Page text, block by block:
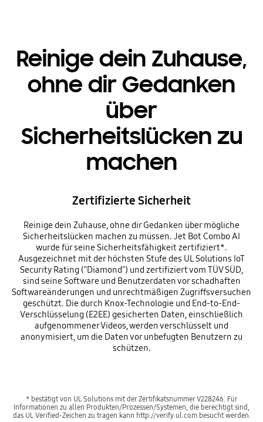
Reinige dein Zuhause,
ohne dir Gedanken
über
Sicherheitslücken zu
machen
Zertifizierte Sicherheit
Reinige dein Zuhause, ohne dir Gedanken über mögliche
Sicherheitslücken machen zu müssen. Jet Bot Combo AI
wurde für seine Sicherheitsfähigkeit zertifiziert*.
Ausgezeichnet mit der höchsten Stufe des UL Solutions IoT
Security Rating ("Diamond") und zertifiziert vom TÜV SÜD,
sind seine Software und Benutzerdaten vor schadhaften
Softwareänderungen und unrechtmäßigen Zugriffsversuchen
geschützt. Die durch Knox-Technologie und End-to-End-
Verschlüsselung (E2EE) gesicherten Daten, einschließlich
aufgenommener Videos, werden verschlüsselt und
anonymisiert, um die Daten vor unbefugten Benutzern zu
schützen.
* bestätigt von UL Solutions mit der Zertifikatsnummer V228246. Für
Informationen zu allen Produkten/Prozessen/Systemen, die berechtigt sind,
das UL Verified-Zeichen zu tragen kann http://verify.ul.com besucht werden.